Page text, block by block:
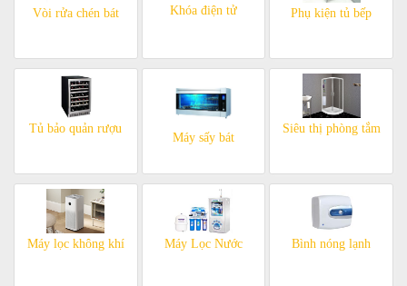
Vòi rửa chén bát Khóa điện tử Phụ kiện tủ bếp
Tủ bảo quản rượu
Máy sấy bát
Siêu thị phòng tắm
Máy lọc không khí Máy Lọc Nước Bình nóng lạnh